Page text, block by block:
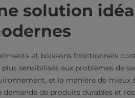
solution
et boissons fonctionnels
sensibilisés aux problèmes de
et la manière de
demande de produits durables et